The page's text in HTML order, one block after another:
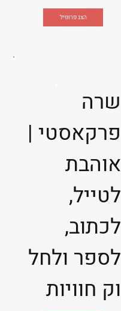
הצג פרופיל
שרה
פרקאסטי |
אוהבת
לטייל,
לכתוב,
לספר ולחל
וק חוויות